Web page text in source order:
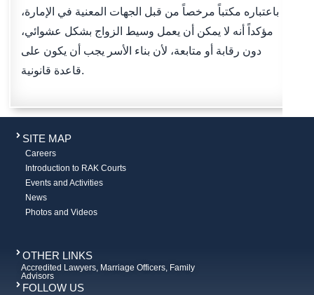
باعتباره مكتباً مرخصاً من قبل الجهات المعنية في الإمارة،
مؤكداً أنه لا يمكن أن يعمل وسيط الزواج بشكل عشوائي،
دون رقابة أو متابعة، لأن بناء الأسر يجب أن يكون على
قاعدة قانونية.
SITE MAP
Careers
Introduction to RAK Courts
Events and Activities
News
Photos and Videos
OTHER LINKS
Accredited Lawyers, Marriage Officers, Family
Advisors
FOLLOW US